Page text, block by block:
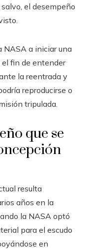
el desempeño
NASA a iniciar una
fin de entender
la reentrada y
reproducirse o
tripulada.
que se
resulta
años en la
la NASA optó
para el escudo
en